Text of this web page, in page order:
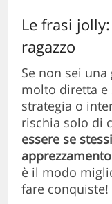
Le frasi
ragazzo
Se non sei
molto diretta e
strategia o
rischia solo di
essere se
è il modo
fare conquiste!